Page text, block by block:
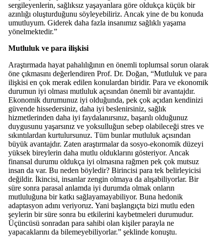
sergileyenlerin, sağlıksız yaşayanlara göre oldukça küçük bir
azınlığı oluşturduğunu söyleyebiliriz. Ancak yine de bu konuda
umutluyum. Giderek daha fazla insanımız sağlıklı yaşama
yönelmektedir.”
Mutluluk ve para ilişkisi
Araştırmada hayat pahalılığının en önemli toplumsal sorun olarak
öne çıkmasını değerlendiren Prof. Dr. Doğan, “Mutluluk ve para
ilişkisi en çok merak edilen konulardan biridir. Para ve ekonomik
durumun iyi olması mutluluk açısından önemli bir avantajdır.
Ekonomik durumunuz iyi olduğunda, pek çok açıdan kendinizi
güvende hissedersiniz, daha iyi beslenirsiniz, sağlık
hizmetlerinden daha iyi faydalanırsınız, başarılı olduğunuz
duygusunu yaşarsınız ve yoksulluğun sebep olabileceği stres ve
sıkıntılardan kurtulursunuz. Tüm bunlar mutluluk açısından
büyük avantajdır. Zaten araştırmalar da sosyo-ekonomik düzeyi
yüksek bireylerin daha mutlu olduklarını gösteriyor. Ancak
finansal durumu oldukça iyi olmasına rağmen pek çok mutsuz
insan da var. Bu neden böyledir? Birincisi para tek belirleyicisi
değildir. İkincisi, insanlar zengin olmaya da alışabiliyorlar. Bir
süre sonra parasal anlamda iyi durumda olmak onların
mutluluğuna bir katkı sağlayamayabiliyor. Buna hedonik
adaptasyon adını veriyoruz. Yani başlangıçta bizi mutlu eden
şeylerin bir süre sonra bu etkilerini kaybetmeleri durumudur.
Üçüncüsü sonradan para sahibi olan kişiler parayla ne
yapacaklarını da bilemeyebiliyorlar.” şeklinde konuştu.